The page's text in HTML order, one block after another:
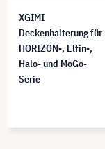
XGIMI
Deckenhalterung für
HORIZON-, Elfin-,
Halo- und MoGo-
Serie